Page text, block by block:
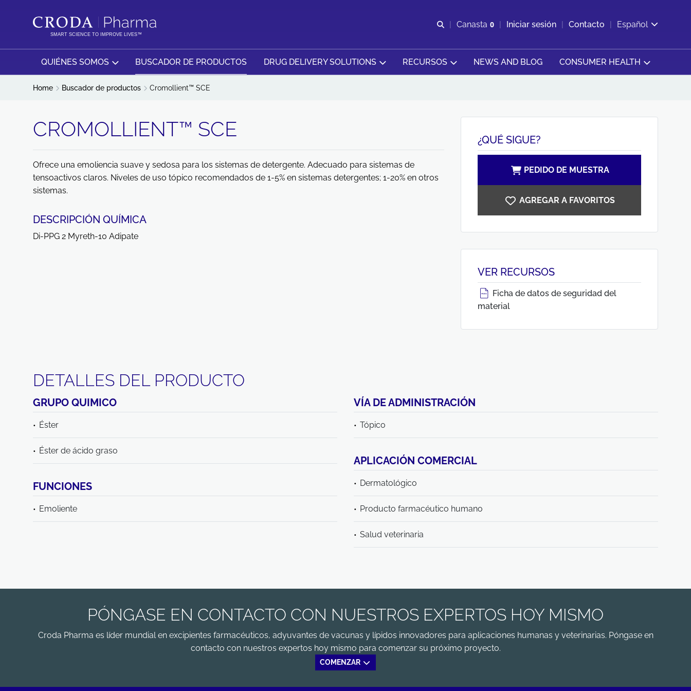
SMART SCIENCE TO IMPROVE LIVES™
Abrir b&#250;squeda
Canasta 0
Ver carrito
Iniciar sesión Contacto Español
QUIÉNES SOMOS BUSCADOR DE PRODUCTOS DRUG DELIVERY SOLUTIONS RECURSOS NEWS AND BLOG CONSUMER HEALTH
Home Buscador de productos Cromollient™ SCE
CROMOLLIENT™ SCE
Ofrece una emoliencia suave y sedosa para los sistemas de detergente. Adecuado para sistemas de
tensoactivos claros. Niveles de uso tópico recomendados de 1-5% en sistemas detergentes; 1-20% en otros
sistemas.
DESCRIPCIÓN QUÍMICA
Di-PPG 2 Myreth-10 Adipate
¿QUÉ SIGUE?
PEDIDO DE MUESTRA
AGREGAR A FAVORITOS
VER RECURSOS
Ficha de datos de seguridad del
material
DETALLES DEL PRODUCTO
GRUPO QUIMICO
Éster
Éster de ácido graso
VÍA DE ADMINISTRACIÓN
Tópico
APLICACIÓN COMERCIAL
Dermatológico
Producto farmacéutico humano
Salud veterinaria
FUNCIONES
Emoliente
PÓNGASE EN CONTACTO CON NUESTROS EXPERTOS HOY MISMO
Croda Pharma es líder mundial en excipientes farmacéuticos, adyuvantes de vacunas y lípidos innovadores para aplicaciones humanas y veterinarias. Póngase en
contacto con nuestros expertos hoy mismo para comenzar su próximo proyecto.
COMENZAR